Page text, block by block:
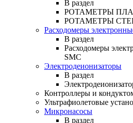
В раздел
РОТАМЕТРЫ
РОТАМЕТРЫ
Расходомеры
В раздел
Расходомеры
SMC
Электродеионизаторы
В раздел
Контроллеры и
Ультрафиолетовые
Микронасосы
В раздел